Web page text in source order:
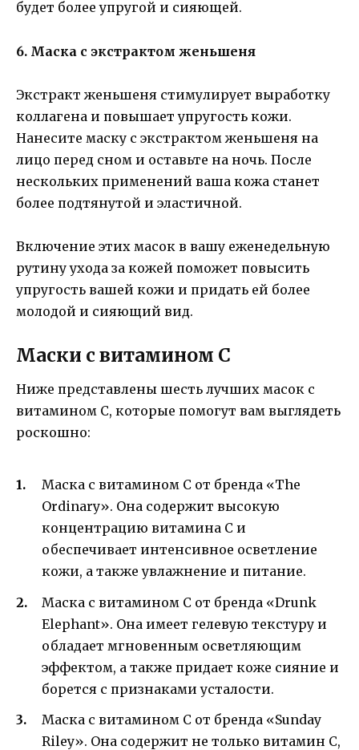
будет более упругой и сияющей.
6. Маска с экстрактом женьшеня
Экстракт женьшеня стимулирует выработку
коллагена и повышает упругость кожи.
Нанесите маску с экстрактом женьшеня на
лицо перед сном и оставьте на ночь. После
нескольких применений ваша кожа станет
более подтянутой и эластичной.
Включение этих масок в вашу еженедельную
рутину ухода за кожей поможет повысить
упругость вашей кожи и придать ей более
молодой и сияющий вид.
Маски с витамином С
Ниже представлены шесть лучших масок с
витамином С, которые помогут вам выглядеть
роскошно:
Маска с витамином С от бренда «The
Ordinary». Она содержит высокую
концентрацию витамина С и
обеспечивает интенсивное осветление
кожи, а также увлажнение и питание.
Маска с витамином С от бренда «Drunk
Elephant». Она имеет гелевую текстуру и
обладает мгновенным осветляющим
эффектом, а также придает коже сияние и
борется с признаками усталости.
Маска с витамином С от бренда «Sunday
Riley». Она содержит не только витамин С,